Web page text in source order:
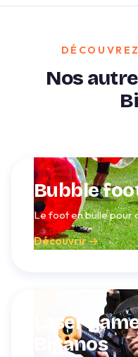
Nos
Bubble
Le foot en bulle pour
Découvrir →
Laser
Biganos